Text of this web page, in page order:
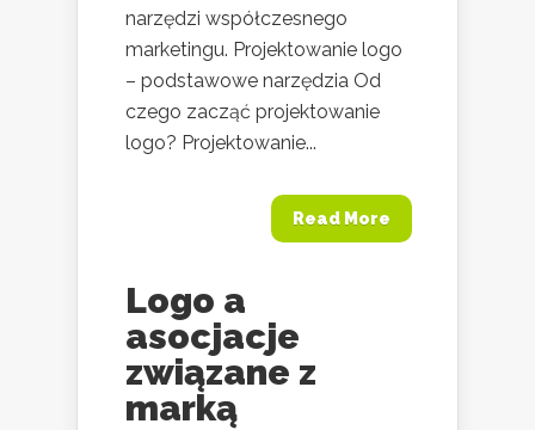
narzędzi współczesnego
marketingu. Projektowanie logo
– podstawowe narzędzia Od
czego zacząć projektowanie
logo? Projektowanie...
Read More
Logo a
asocjacje
związane z
marką